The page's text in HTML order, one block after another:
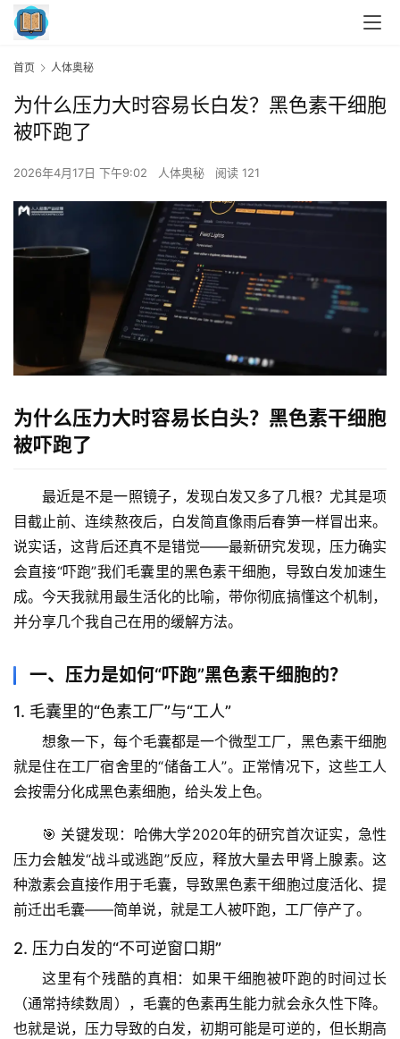
首页 人体奥秘
为什么压力大时容易长白发？黑色素干细胞
被吓跑了
2026年4月17日 下午9:02 人体奥秘 阅读 121
为什么压力大时容易长白头？黑色素干细胞
被吓跑了
最近是不是一照镜子，发现白发又多了几根？尤其是项
目截止前、连续熬夜后，白发简直像雨后春笋一样冒出来。
说实话，这背后还真不是错觉——最新研究发现，压力确实
会直接“吓跑”我们毛囊里的黑色素干细胞，导致白发加速生
成。今天我就用最生活化的比喻，带你彻底搞懂这个机制，
并分享几个我自己在用的缓解方法。
一、压力是如何“吓跑”黑色素干细胞的？
1. 毛囊里的“色素工厂”与“工人”
想象一下，每个毛囊都是一个微型工厂，黑色素干细胞
就是住在工厂宿舍里的“储备工人”。正常情况下，这些工人
会按需分化成黑色素细胞，给头发上色。
🎯 关键发现：哈佛大学2020年的研究首次证实，急性
压力会触发“战斗或逃跑”反应，释放大量去甲肾上腺素。这
种激素会直接作用于毛囊，导致黑色素干细胞过度活化、提
前迁出毛囊——简单说，就是工人被吓跑，工厂停产了。
2. 压力白发的“不可逆窗口期”
这里有个残酷的真相：如果干细胞被吓跑的时间过长
（通常持续数周），毛囊的色素再生能力就会永久性下降。
也就是说， 压力导致的白发，初期可能是可逆的，但长期高